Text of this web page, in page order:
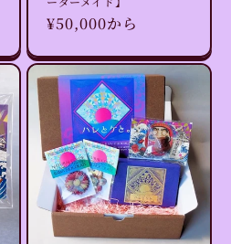
通
価
格
¥50,000から